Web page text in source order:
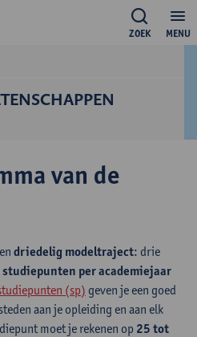
MENU
ZOEK
van de
driedelig modeltraject: drie
studiepunten per academiejaar
(sp) geven je een goed
aan je opleiding en aan elk
moet je rekenen op 25 tot